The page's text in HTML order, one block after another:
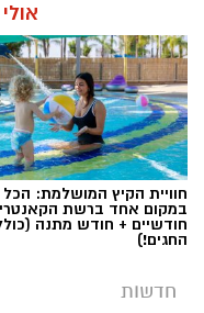
תגים:כרמית
חוויית הקיץ המושלמת: הכל
במקום אחד ברשת
חודשיים + חודש מתנה
החגים!)
חדשות